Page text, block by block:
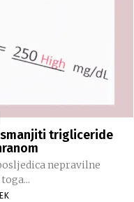
trigliceride
nepravilne